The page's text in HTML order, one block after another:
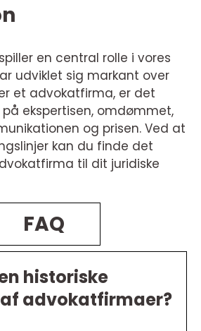
en central rolle i vores
udviklet sig markant over
et advokatfirma, er det
ekspertisen, omdømmet,
og prisen. Ved at
kan du finde det
til dit juridiske
FAQ
historiske
advokatfirmaer?